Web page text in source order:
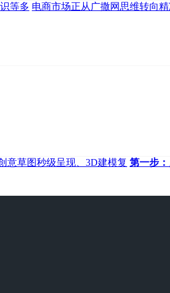
等多 电商市场正从广撒网思维转向
意草图秒级呈现、3D建模复 第一步